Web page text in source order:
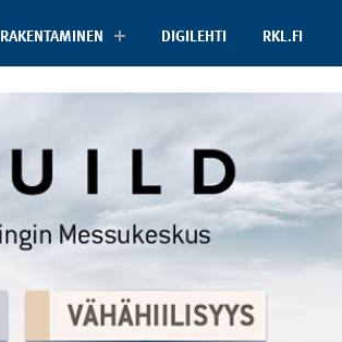
RAKENTAMINEN DIGILEHTI RKL.FI